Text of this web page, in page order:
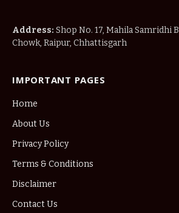
Address: Shop No. 17, Mahila Samridhi
Chowk, Raipur, Chhattisgarh
IMPORTANT PAGES
Home
About Us
Privacy Policy
Terms & Conditions
Disclaimer
Contact Us